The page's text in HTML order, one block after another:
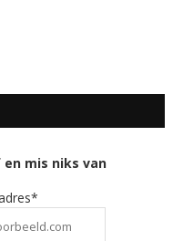
mis niks van